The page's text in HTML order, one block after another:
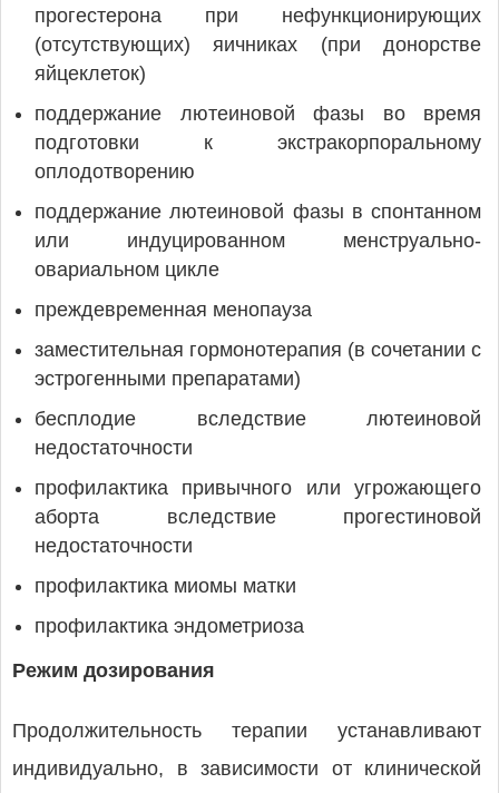
прогестерона при нефункционирующих
(отсутствующих) яичниках (при донорстве
яйцеклеток)
поддержание лютеиновой фазы во время
подготовки к экстракорпоральному
оплодотворению
поддержание лютеиновой фазы в спонтанном
или индуцированном менструально-
овариальном цикле
преждевременная менопауза
заместительная гормонотерапия (в сочетании с
эстрогенными препаратами)
бесплодие вследствие лютеиновой
недостаточности
профилактика привычного или угрожающего
аборта вследствие прогестиновой
недостаточности
профилактика миомы матки
профилактика эндометриоза
Режим дозирования
Продолжительность терапии устанавливают
индивидуально, в зависимости от клинической